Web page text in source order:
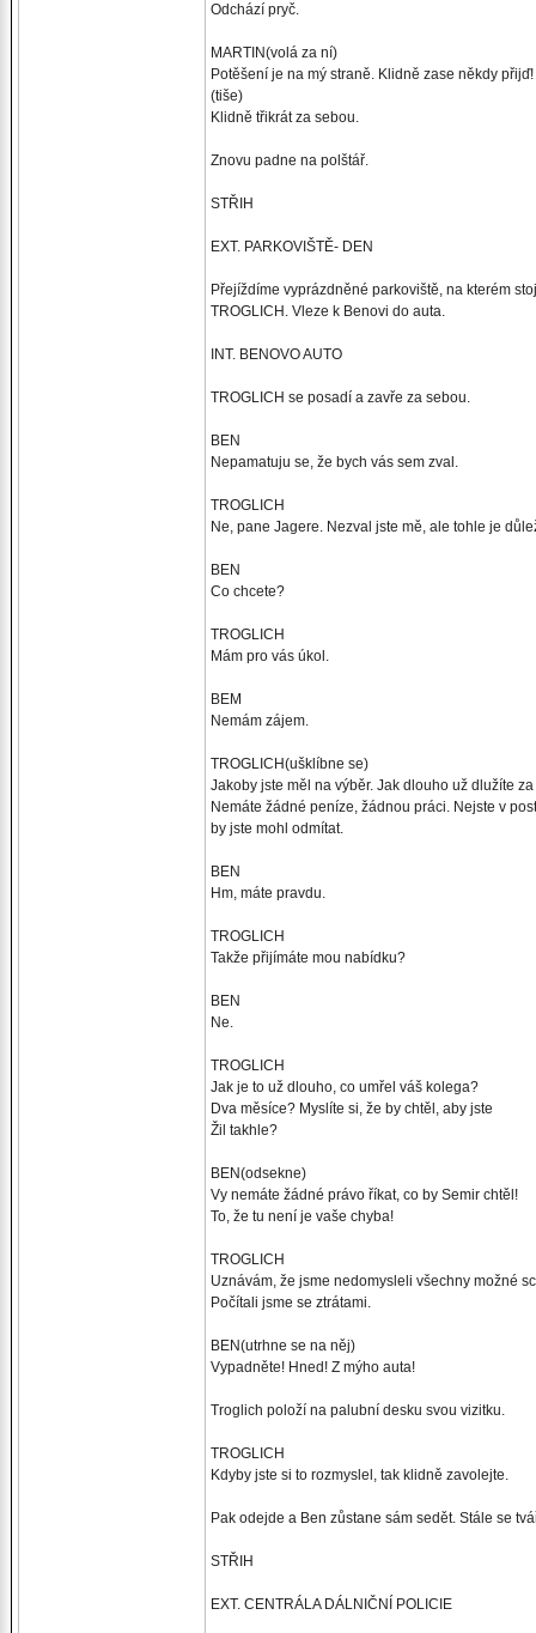
Odchází pryč.
MARTIN(volá za ní)
Potěšení je na mý straně. Klidně zase někdy přijď!
(tiše)
Klidně třikrát za sebou.
Znovu padne na polštář.
STŘIH
EXT. PARKOVIŠTĚ- DEN
Přejíždíme vyprázdněné parkoviště, na kterém
TROGLICH. Vleze k Benovi do auta.
INT. BENOVO AUTO
TROGLICH se posadí a zavře za sebou.
BEN
Nepamatuju se, že bych vás sem zval.
TROGLICH
Ne, pane Jagere. Nezval jste mě, ale tohle je
BEN
Co chcete?
TROGLICH
Mám pro vás úkol.
BEM
Nemám zájem.
TROGLICH(ušklíbne se)
Jakoby jste měl na výběr. Jak dlouho už dlužíte
Nemáte žádné peníze, žádnou práci. Nejste v
by jste mohl odmítat.
BEN
Hm, máte pravdu.
TROGLICH
Takže přijímáte mou nabídku?
BEN
Ne.
TROGLICH
Jak je to už dlouho, co umřel váš kolega?
Dva měsíce? Myslíte si, že by chtěl, aby jste
Žil takhle?
BEN(odsekne)
Vy nemáte žádné právo říkat, co by Semir chtěl!
To, že tu není je vaše chyba!
TROGLICH
Uznávám, že jsme nedomysleli všechny možné
Počítali jsme se ztrátami.
BEN(utrhne se na něj)
Vypadněte! Hned! Z mýho auta!
Troglich položí na palubní desku svou vizitku.
TROGLICH
Kdyby jste si to rozmyslel, tak klidně zavolejte.
Pak odejde a Ben zůstane sám sedět. Stále se
STŘIH
EXT. CENTRÁLA DÁLNIČNÍ POLICIE